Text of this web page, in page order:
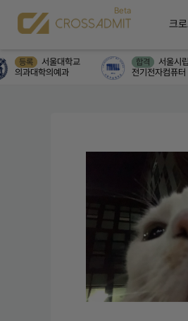
크
등록
서울대학교
의과대학의예과
합격
서울시립
전기전자컴퓨터